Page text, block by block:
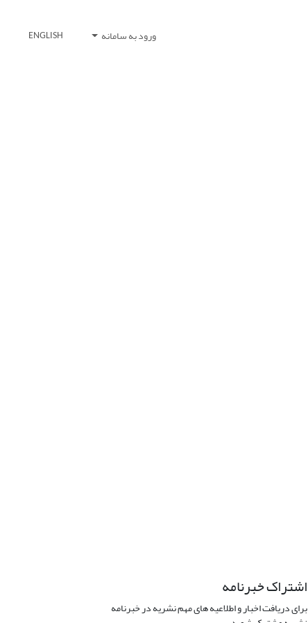
ورود به سامانه ENGLISH
اشتراک خبرنامه
برای دریافت اخبار و اطلاعیه های مهم نشریه در خبرنامه